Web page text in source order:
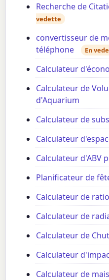
Recherche de
vedette
convertisseur de
téléphone
En
Calculateur
Calculateur de
d'Aquarium
Calculateur de
Calculateur
Calculateur d'ABV
Planificateur de
Calculateur de
Calculateur de
Calculateur de
Calculateur
Calculateur de